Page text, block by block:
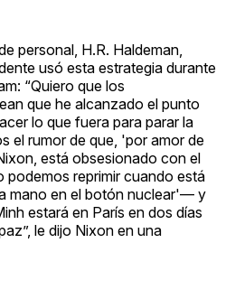
personal, H.R. Haldeman,
usó esta estrategia durante
“Quiero que los
que he alcanzado el punto
lo que fuera para parar la
el rumor de que, 'por amor de
está obsesionado con el
podemos reprimir cuando está
mano en el botón nuclear'— y
estará en París en dos días
le dijo Nixon en una